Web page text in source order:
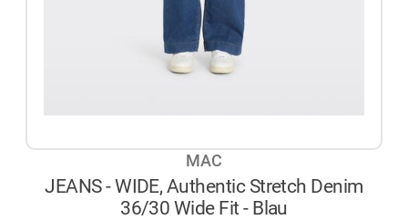
MAC
JEANS - WIDE, Authentic Stretch Denim
36/30 Wide Fit - Blau